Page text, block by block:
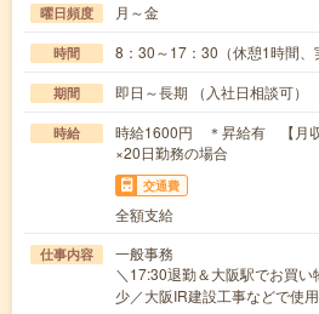
曜日頻度 月～金
時間 8：30～17：30（休憩1時間、
期間 即日～長期 （入社日相談可）
時給
時給1600円 ＊昇給有 【月
×20日勤務の場合
交通費
全額支給
仕事内容
一般事務
＼17:30退勤＆大阪駅でお買い
少／大阪IR建設工事などで使